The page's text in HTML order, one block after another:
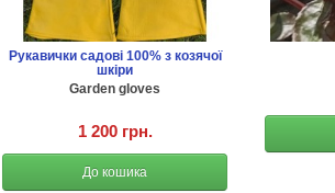
Рукавички садові 100% з козячої
шкіри
Garden gloves
1 200 грн.
До кошика